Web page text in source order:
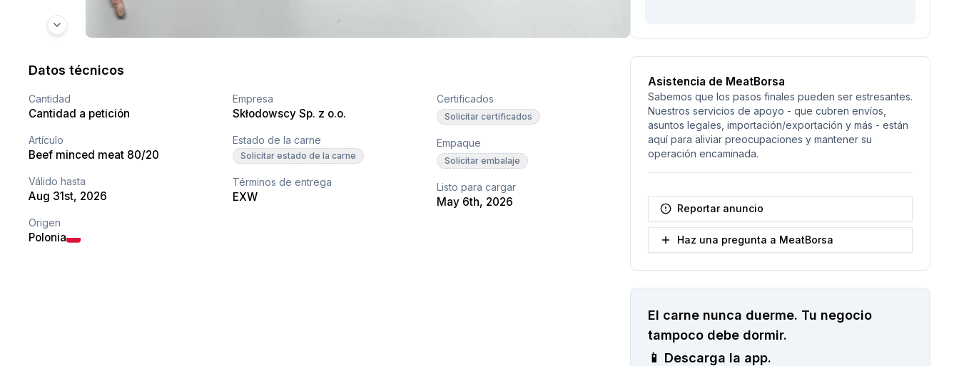
Datos técnicos
Cantidad
Cantidad a petición
Artículo
Beef minced meat 80/20
Válido hasta
Aug 31st, 2026
Origen
Polonia
Empresa
Skłodowscy Sp. z o.o.
Estado de la carne
Solicitar estado de la carne
Términos de entrega
EXW
Certificados
Solicitar certificados
Empaque
Solicitar embalaje
Listo para cargar
May 6th, 2026
Asistencia de MeatBorsa
Sabemos que los pasos finales pueden ser estresantes.
Nuestros servicios de apoyo - que cubren envíos,
asuntos legales, importación/exportación y más - están
aquí para aliviar preocupaciones y mantener su
operación encaminada.
Reportar anuncio
Haz una pregunta a MeatBorsa
El carne nunca duerme. Tu negocio
tampoco debe dormir.
📱 Descarga la app.